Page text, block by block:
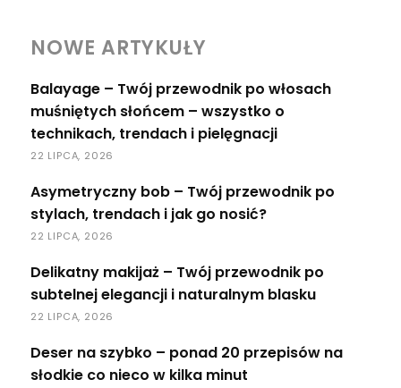
NOWE ARTYKUŁY
Balayage – Twój przewodnik po włosach
muśniętych słońcem – wszystko o
technikach, trendach i pielęgnacji
22 LIPCA, 2026
Asymetryczny bob – Twój przewodnik po
stylach, trendach i jak go nosić?
22 LIPCA, 2026
Delikatny makijaż – Twój przewodnik po
subtelnej elegancji i naturalnym blasku
22 LIPCA, 2026
Deser na szybko – ponad 20 przepisów na
słodkie co nieco w kilka minut